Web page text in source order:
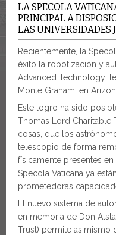
LA SPECOLA
PRINCIPAL A
LAS UNIVERSIDADES
Recientemente, la
éxito la robotización y
Advanced Technology
Monte Graham, en
Este logro ha sido
Thomas Lord Charitable
cosas, que los
telescopio de forma
físicamente presentes
Specola Vaticana ya
prometedoras
El nuevo sistema de
en memoria de Don
Trust) permite asimismo